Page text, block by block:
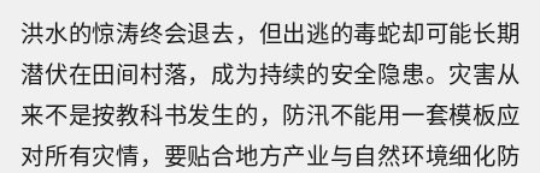
洪水的惊涛终会退去，但出逃的毒蛇却可能长期
潜伏在田间村落，成为持续的安全隐患。灾害从
来不是按教科书发生的，防汛不能用一套模板应
对所有灾情，要贴合地方产业与自然环境细化防